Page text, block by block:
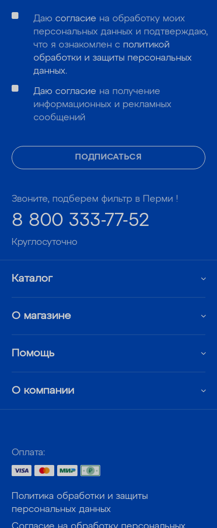
ПОДПИСАТЬСЯ
Даю согласие на обработку моих
персональных данных и подтверждаю,
что я ознакомлен с политикой
обработки и защиты персональных
данных.
Даю согласие на получение
информационных и рекламных
сообщений
Звоните, подберем фильтр в Перми !
8 800 333-77-52
Круглосуточно
Каталог
О магазине
Помощь
О компании
Оплата:
Политика обработки и защиты
персональных данных